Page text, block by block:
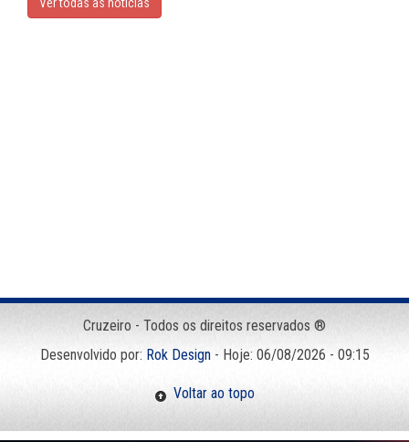
Cruzeiro - Todos os direitos reservados ®
Desenvolvido por: Rok Design- Hoje: 06/08/2026 - 09:15
Voltar ao topo